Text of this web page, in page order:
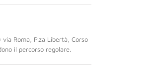
Roma, P.za Libertà, Corso
il percorso regolare.